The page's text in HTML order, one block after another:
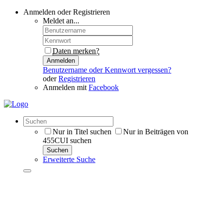
Anmelden oder Registrieren
Meldet an...
Daten merken?
Anmelden
Benutzername oder Kennwort vergessen?
oderRegistrieren
Anmelden mit Facebook
Nur in Titel suchen
Nur in Beiträgen von
455CUI suchen
Suchen
Erweiterte Suche